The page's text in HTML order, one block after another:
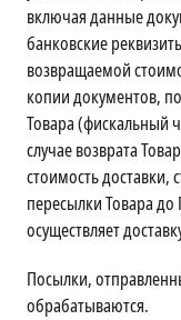
включая данные
банковские
возвращаемой
копии документов,
Товара (фискальный
случае возврата
стоимость доставки,
пересылки Товара до
осуществляет
Посылки,
обрабатываются.